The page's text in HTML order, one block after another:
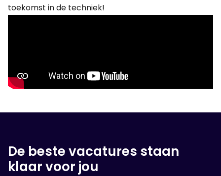
toekomst in de techniek!
De beste vacatures staan
klaar voor jou